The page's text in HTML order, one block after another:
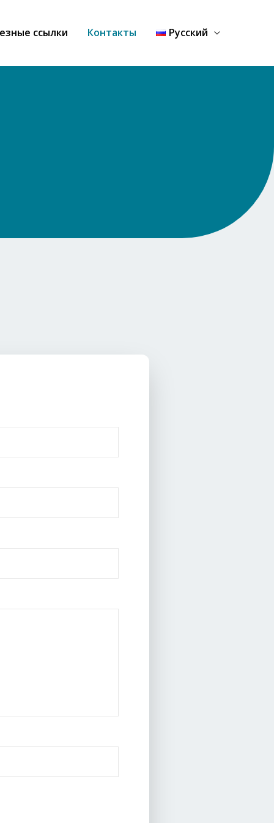
ссылки Контакты Русский